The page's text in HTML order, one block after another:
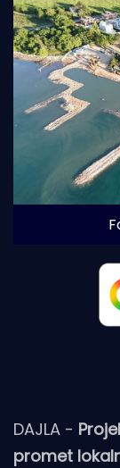
DAJLA -
promet